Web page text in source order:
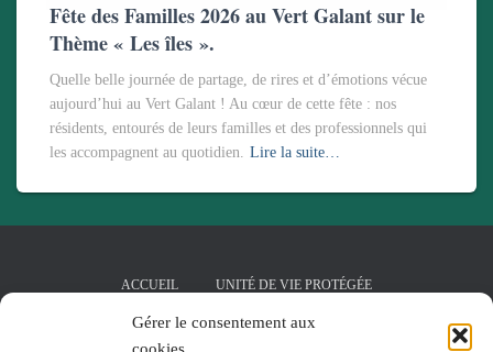
Gérer le consentement aux
Fête des Familles 2026 au Vert Galant sur le
Thème « Les îles ».
Quelle belle journée de partage, de rires et d’émotions vécue
aujourd’hui au Vert Galant ! Au cœur de cette fête : nos
résidents, entourés de leurs familles et des professionnels qui
les accompagnent au quotidien. Lire la suite…
ACCUEIL UNITÉ DE VIE PROTÉGÉE